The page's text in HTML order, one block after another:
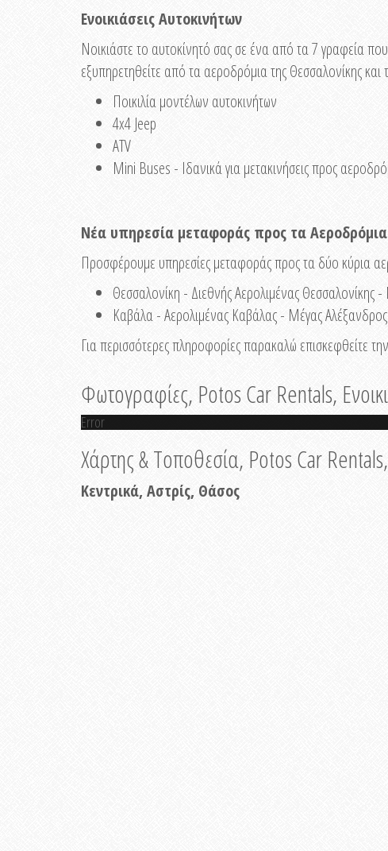
Ενοικιάσεις Αυτοκινήτων
Νοικιάστε το αυτοκίνητό σας σε ένα από τα 7 γραφεία
εξυπηρετηθείτε από τα αεροδρόμια της Θεσσαλονίκης και
Ποικιλία μοντέλων αυτοκινήτων
4x4 Jeep
ATV
Mini Buses - Ιδανικά για μετακινήσεις προς
Νέα υπηρεσία μεταφοράς προς τα Αεροδρόμια
Προσφέρουμε υπηρεσίες μεταφοράς προς τα δύο κύρια
Θεσσαλονίκη - Διεθνής Αερολιμένας Θεσσαλονίκης
Καβάλα - Αερολιμένας Καβάλας - Μέγας
Για περισσότερες πληροφορίες παρακαλώ επισκεφθείτε
Φωτογραφίες, Potos Car Rentals,
Error
Χάρτης & Τοποθεσία, Potos Car
Κεντρικά, Αστρίς, Θάσος